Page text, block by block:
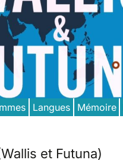
Langues Mémoire
et Futuna)